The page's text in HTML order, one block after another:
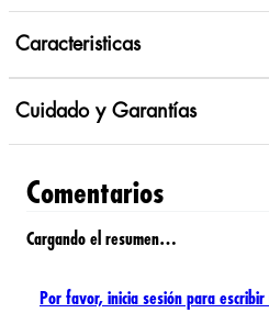
Caracteristicas
Cuidado y Garantías
Comentarios
Cargando el resumen…
Por favor, inicia sesión para